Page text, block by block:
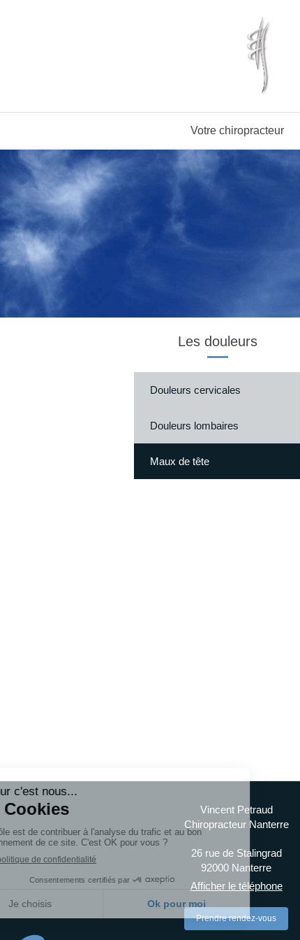
Votre chiropracteur
Les douleurs
Douleurs cervicales
Douleurs lombaires
Maux de tête
Vincent Petraud
Chiropracteur Nanterre
26 rue de Stalingrad
92000 Nanterre
Afficher le téléphone
Prendre rendez-vous